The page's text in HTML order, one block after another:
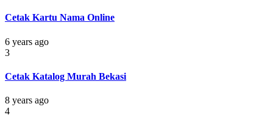
Cetak Kartu Nama Online
6 years ago
3
Cetak Katalog Murah Bekasi
8 years ago
4